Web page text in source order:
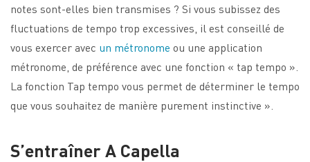
notes sont-elles bien transmises ? Si vous subissez des
fluctuations de tempo trop excessives, il est conseillé de
vous exercer avec un métronome ou une application
métronome, de préférence avec une fonction « tap tempo ».
La fonction Tap tempo vous permet de déterminer le tempo
que vous souhaitez de manière purement instinctive ».
S’entraîner A Capella